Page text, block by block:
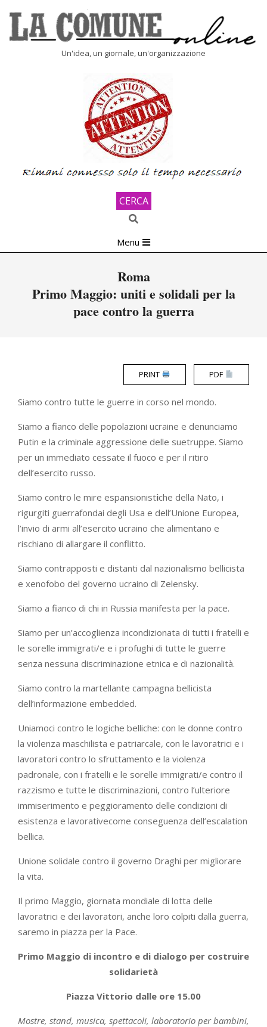
content
Un'idea, un giornale, un'organizzazione
CERCA
Search
Navigation
Menu
Roma
Primo Maggio: uniti e solidali per la
pace contro la guerra
PRINT PDF
Siamo contro tutte le guerre in corso nel mondo.
Siamo a fianco delle popolazioni ucraine e denunciamo
Putin e la criminale aggressione delle suetruppe. Siamo
per un immediato cessate il fuoco e per il ritiro
dell’esercito russo.
Siamo contro le mire espansionistiche della Nato, i
rigurgiti guerrafondai degli Usa e dell’Unione Europea,
l’invio di armi all’esercito ucraino che alimentano e
rischiano di allargare il conflitto.
Siamo contrapposti e distanti dal nazionalismo bellicista
e xenofobo del governo ucraino di Zelensky.
Siamo a fianco di chi in Russia manifesta per la pace.
Siamo per un’accoglienza incondizionata di tutti i fratelli e
le sorelle immigrati/e e i profughi di tutte le guerre
senza nessuna discriminazione etnica e di nazionalità.
Siamo contro la martellante campagna bellicista
dell’informazione embedded.
Uniamoci contro le logiche belliche: con le donne contro
la violenza maschilista e patriarcale, con le lavoratrici e i
lavoratori contro lo sfruttamento e la violenza
padronale, con i fratelli e le sorelle immigrati/e contro il
razzismo e tutte le discriminazioni, contro l’ulteriore
immiserimento e peggioramento delle condizioni di
esistenza e lavorativecome conseguenza dell’escalation
bellica.
Unione solidale contro il governo Draghi per migliorare
la vita.
Il primo Maggio, giornata mondiale di lotta delle
lavoratrici e dei lavoratori, anche loro colpiti dalla guerra,
saremo in piazza per la Pace.
Primo Maggio di incontro e di dialogo per costruire
solidarietà
Piazza Vittorio dalle ore 15.00
Mostre, stand, musica, spettacoli, laboratorio per bambini,